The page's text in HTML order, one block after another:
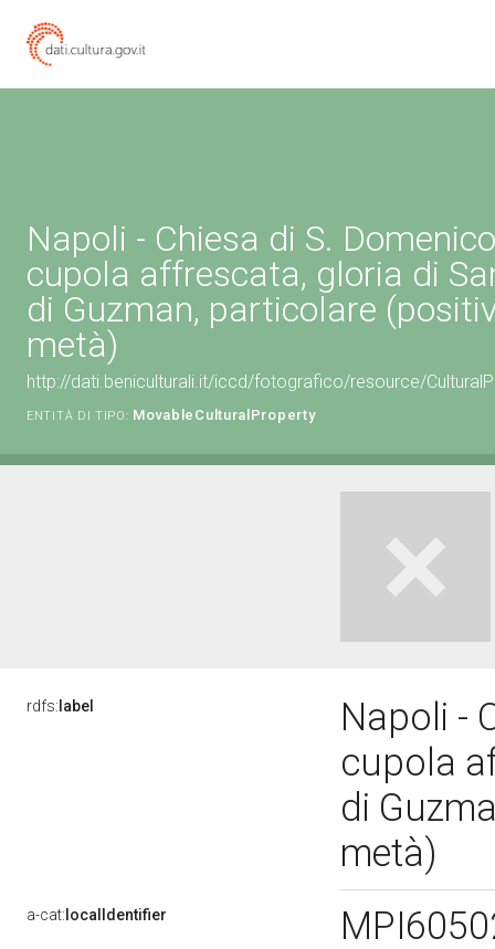
Napoli - Chiesa di S.
cupola affrescata, gloria di
di Guzman, particolare
metà)
http://dati.beniculturali.it/iccd/fotografico/resource/
ENTITÀ DI TIPO: MovableCulturalProperty
rdfs: label
Napoli -
cupola
di
metà)
a-cat: localIdentifier